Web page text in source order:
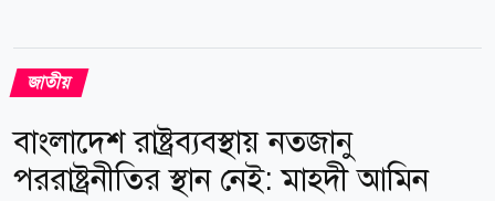
জাতীয়
বাংলাদেশ রাষ্ট্রব্যবস্থায় নতজানু
পররাষ্ট্রনীতির স্থান নেই: মাহদী আমিন